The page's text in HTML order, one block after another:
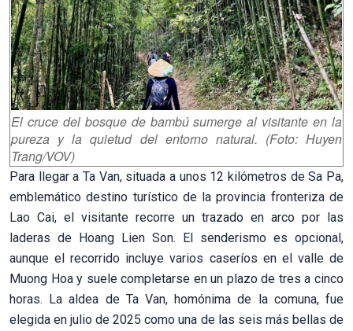
El cruce del bosque de bambú sumerge al visitante en la
pureza y la quietud del entorno natural. (Foto: Huyen
Trang/VOV)
Para llegar a Ta Van, situada a unos 12 kilómetros de Sa Pa,
emblemático destino turístico de la provincia fronteriza de
Lao Cai, el visitante recorre un trazado en arco por las
laderas de Hoang Lien Son. El senderismo es opcional,
aunque el recorrido incluye varios caseríos en el valle de
Muong Hoa y suele completarse en un plazo de tres a cinco
horas. La aldea de Ta Van, homónima de la comuna, fue
elegida en julio de 2025 como una de las seis más bellas de